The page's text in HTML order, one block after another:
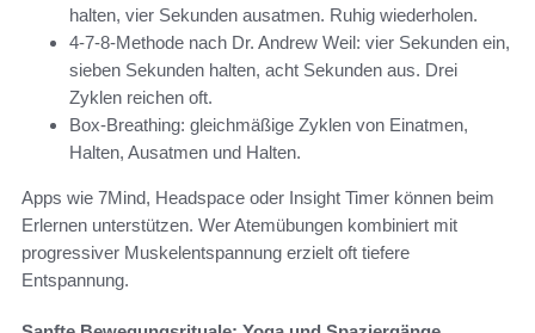
halten, vier Sekunden ausatmen. Ruhig wiederholen.
4-7-8-Methode nach Dr. Andrew Weil: vier Sekunden ein,
sieben Sekunden halten, acht Sekunden aus. Drei
Zyklen reichen oft.
Box-Breathing: gleichmäßige Zyklen von Einatmen,
Halten, Ausatmen und Halten.
Apps wie 7Mind, Headspace oder Insight Timer können beim
Erlernen unterstützen. Wer Atemübungen kombiniert mit
progressiver Muskelentspannung erzielt oft tiefere
Entspannung.